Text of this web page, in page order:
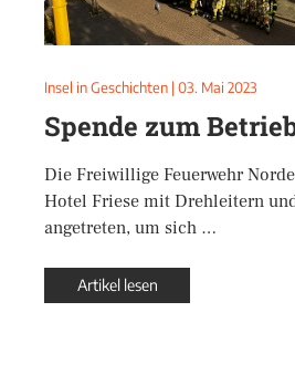
Insel in Geschichten | 03. Mai 2023
Spende zum
Die Freiwillige Feuerwehr
Hotel Friese mit Drehleitern
angetreten, um sich …
Artikel lesen